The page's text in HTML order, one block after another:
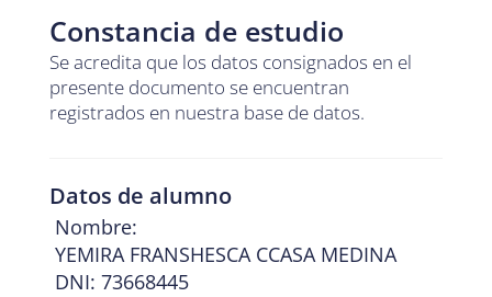
Constancia de estudio
Se acredita que los datos consignados en el
presente documento se encuentran
registrados en nuestra base de datos.
Datos de alumno
Nombre:
YEMIRA FRANSHESCA CCASA MEDINA
DNI: 73668445